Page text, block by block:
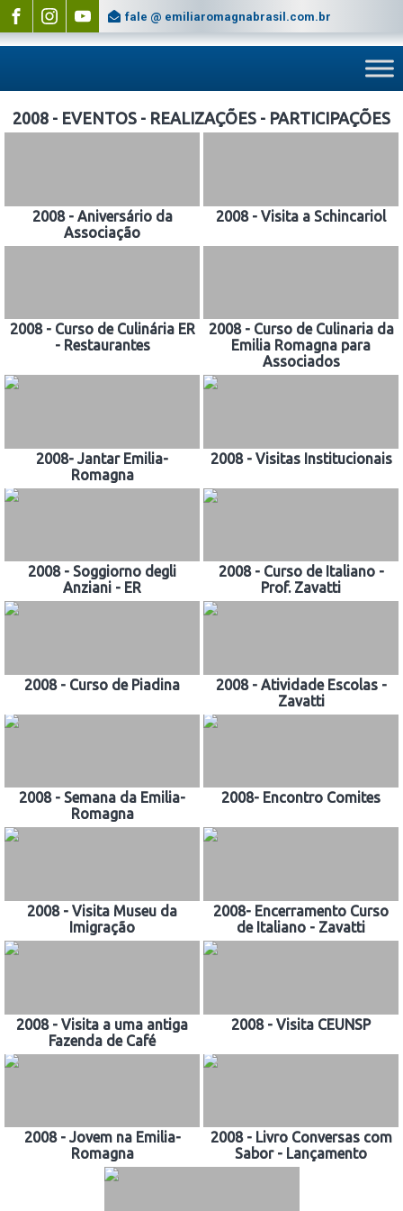
fale @ emiliaromagnabrasil.com.br
2008 - EVENTOS - REALIZAÇÕES - PARTICIPAÇÕES
2008 - Aniversário da
Associação
2008 - Visita a Schincariol
2008 - Curso de Culinária ER
- Restaurantes
2008 - Curso de Culinaria da
Emilia Romagna para
Associados
2008- Jantar Emilia-
Romagna
2008 - Visitas Institucionais
2008 - Soggiorno degli
Anziani - ER
2008 - Curso de Italiano -
Prof. Zavatti
2008 - Curso de Piadina
2008 - Atividade Escolas -
Zavatti
2008 - Semana da Emilia-
Romagna
2008- Encontro Comites
2008 - Visita Museu da
Imigração
2008- Encerramento Curso
de Italiano - Zavatti
2008 - Visita a uma antiga
Fazenda de Café
2008 - Visita CEUNSP
2008 - Jovem na Emilia-
Romagna
2008 - Livro Conversas com
Sabor - Lançamento